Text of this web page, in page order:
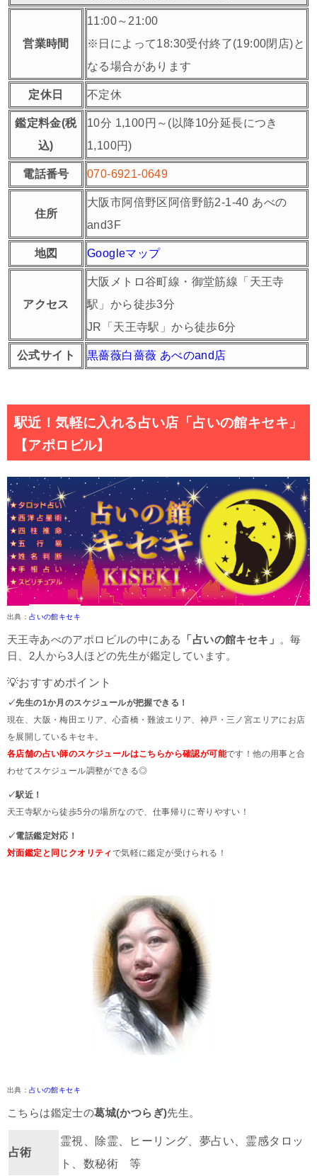
営業時間
11:00～21:00
※日によって18:30受付終了(19:00閉店)と
なる場合があります
定休日 不定休
鑑定料金(税
込)
10分 1,100円～(以降10分延長につき
1,100円)
電話番号 070-6921-0649
住所
大阪市阿倍野区阿倍野筋2-1-40 あべの
and3F
地図 Googleマップ
アクセス
大阪メトロ谷町線・御堂筋線「天王寺
駅」から徒歩3分
JR「天王寺駅」から徒歩6分
公式サイト 黒薔薇白薔薇 あべのand店
駅近！気軽に入れる占い店「占いの館キセキ」
【アポロビル】
出典：占いの館キセキ
天王寺あべのアポロビルの中にある 「占いの館キセキ」 。毎
日、2人から3人ほどの先生が鑑定しています。
💡おすすめポイント
✓先生の1か月のスケジュールが把握できる！
現在、大阪・梅田エリア、心斎橋・難波エリア、神戸・三ノ宮エリアにお店
を展開しているキセキ。
各店舗の占い師のスケジュールはこちらから確認が可能です！他の用事と合
わせてスケジュール調整ができる◎
✓駅近！
天王寺駅から徒歩5分の場所なので、仕事帰りに寄りやすい！
✓電話鑑定対応！
対面鑑定と同じクオリティ で気軽に鑑定が受けられる！
出典：占いの館キセキ
こちらは鑑定士の葛城(かつらぎ)先生。
占術
霊視、除霊、ヒーリング、夢占い、霊感タロッ
ト、数秘術 等